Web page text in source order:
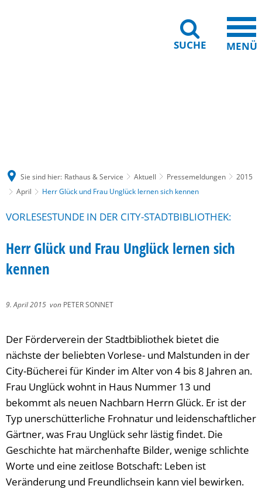
SUCHE MENÜ
Sie sind hier: Rathaus & Service Aktuell Pressemeldungen
2015
April
Herr Glück und Frau Unglück lernen sich kennen
VORLESESTUNDE IN DER CITY-STADTBIBLIOTHEK:
Herr Glück und Frau Unglück lernen sich
kennen
9. April 2015 von PETER SONNET
Der Förderverein der Stadtbibliothek bietet die
nächste der beliebten Vorlese- und Malstunden in der
City-Bücherei für Kinder im Alter von 4 bis 8 Jahren an.
Frau Unglück wohnt in Haus Nummer 13 und
bekommt als neuen Nachbarn Herrn Glück. Er ist der
Typ unerschütterliche Frohnatur und leidenschaftlicher
Gärtner, was Frau Unglück sehr lästig findet. Die
Geschichte hat märchenhafte Bilder, wenige schlichte
Worte und eine zeitlose Botschaft: Leben ist
Veränderung und Freundlichsein kann viel bewirken.